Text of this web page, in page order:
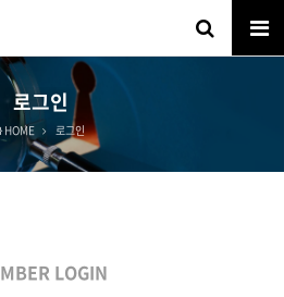
로그인
HOME 로그인
LOGIN